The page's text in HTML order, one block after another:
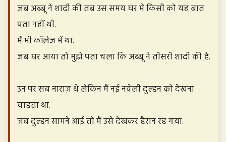
जब अब्बू ने शादी की तब उस समय घर में किसी को यह बात
पता नहीं थी.
मैं भी कॉलेज में था.
जब घर आया तो मुझे पता चला कि अब्बू ने तीसरी शादी की है.
उन पर सब नाराज़ थे लेकिन मैं नई नवेली दुल्हन को देखना
चाहता था.
जब दुल्हन सामने आई तो मैं उसे देखकर हैरान रह गया.